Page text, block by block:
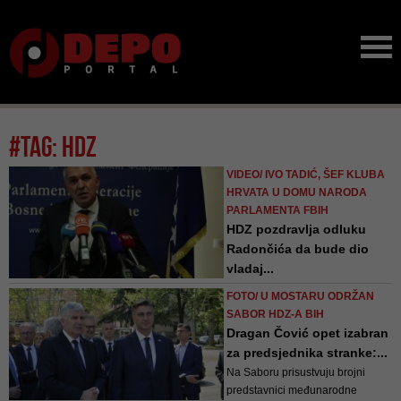
#tag: HDZ
VIDEO/ IVO TADIĆ, ŠEF KLUBA
HRVATA U DOMU NARODA
PARLAMENTA FBIH
HDZ pozdravlja odluku
Radončića da bude dio
vladaj...
S obzirom na ukupni ambijent i
da je dosta toga urađeno u
protekle četiri godine, rekao je
Tadić
FOTO/ U MOSTARU ODRŽAN
SABOR HDZ-A BIH
Dragan Čović opet izabran
za predsjednika stranke:...
Na Saboru prisustvuju brojni
predstavnici međunarodne